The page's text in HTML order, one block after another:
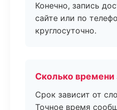
Конечно, запись
сайте или по
круглосуточно.
Сколько
Срок зависит от
Точное время